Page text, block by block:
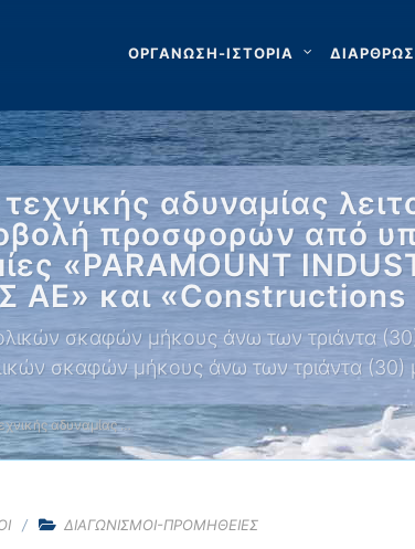
ΟΡΓΑΝΩΣΗ-ΙΣΤΟΡΙΑ
αδυναμίας
προσφορών από
«PARAMOUNT
και «Constructions
σκαφών μήκους άνω των τριάντα
σκαφών μήκους άνω των τριάντα (30)
αδυναμίας …
ΔΙΑΓΩΝΙΣΜΟΙ-ΠΡΟΜΗΘΕΙΕΣ